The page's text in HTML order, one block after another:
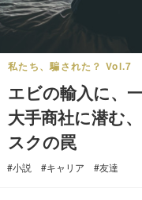
私たち、騙された？ Vol.7
エビの輸入に、
大手商社に潜む
スクの罠
#小説 #キャリア #友達